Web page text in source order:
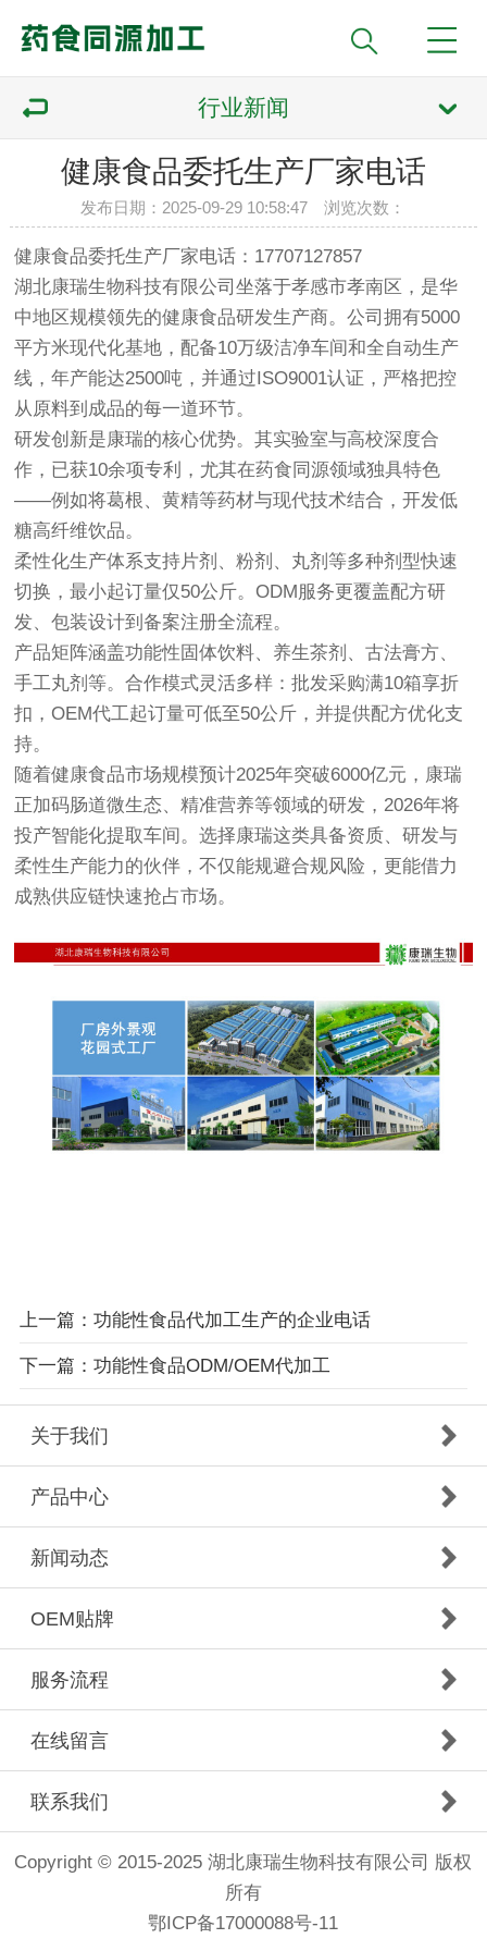
行业新闻
健康食品委托生产厂家电话
发布日期：2025-09-29 10:58:47 浏览次数：
健康食品委托生产厂家电话：17707127857
湖北康瑞生物科技有限公司坐落于孝感市孝南区，是华
中地区规模领先的健康食品研发生产商。公司拥有5000
平方米现代化基地，配备10万级洁净车间和全自动生产
线，年产能达2500吨，并通过ISO9001认证，严格把控
从原料到成品的每一道环节。
研发创新是康瑞的核心优势。其实验室与高校深度合
作，已获10余项专利，尤其在药食同源领域独具特色
——例如将葛根、黄精等药材与现代技术结合，开发低
糖高纤维饮品。
柔性化生产体系支持片剂、粉剂、丸剂等多种剂型快速
切换，最小起订量仅50公斤。ODM服务更覆盖配方研
发、包装设计到备案注册全流程。
产品矩阵涵盖功能性固体饮料、养生茶剂、古法膏方、
手工丸剂等。合作模式灵活多样：批发采购满10箱享折
扣，OEM代工起订量可低至50公斤，并提供配方优化支
持。
随着健康食品市场规模预计2025年突破6000亿元，康瑞
正加码肠道微生态、精准营养等领域的研发，2026年将
投产智能化提取车间。选择康瑞这类具备资质、研发与
柔性生产能力的伙伴，不仅能规避合规风险，更能借力
成熟供应链快速抢占市场。
上一篇：功能性食品代加工生产的企业电话
下一篇：功能性食品ODM/OEM代加工
关于我们
产品中心
新闻动态
OEM贴牌
服务流程
在线留言
联系我们
Copyright © 2015-2025 湖北康瑞生物科技有限公司 版权
所有
鄂ICP备17000088号-11